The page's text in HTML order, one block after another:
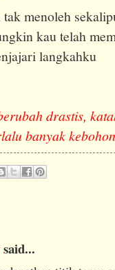
menoleh
kau telah
langkahku
drastis,
banyak
said...